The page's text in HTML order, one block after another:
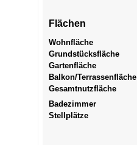
Flächen
Wohnfläche
Grundstücksfläche
Gartenfläche
Balkon/Terrassenfläche
Gesamtnutzfläche
Badezimmer
Stellplätze